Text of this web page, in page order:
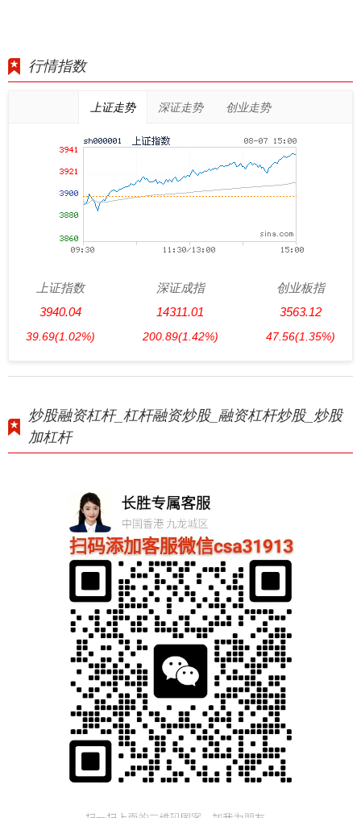
行情指数
上证走势 深证走势 创业走势
上证指数
3940.04
39.69(1.02%)
深证成指
14311.01
200.89(1.42%)
创业板指
3563.12
47.56(1.35%)
炒股融资杠杆_杠杆融资炒股_融资杠杆炒股_炒股
加杠杆